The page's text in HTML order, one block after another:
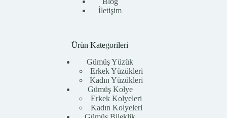
İletişim
Ürün Kategorileri
Gümüş Yüzük
Erkek Yüzükleri
Kadın Yüzükleri
Gümüş Kolye
Erkek Kolyeleri
Kadın Kolyeleri